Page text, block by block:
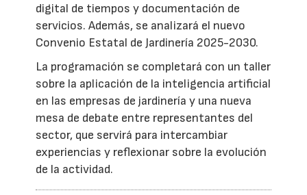
digital de tiempos y documentación de
servicios. Además, se analizará el nuevo
Convenio Estatal de Jardinería 2025-2030.
La programación se completará con un taller
sobre la aplicación de la inteligencia artificial
en las empresas de jardinería y una nueva
mesa de debate entre representantes del
sector, que servirá para intercambiar
experiencias y reflexionar sobre la evolución
de la actividad.